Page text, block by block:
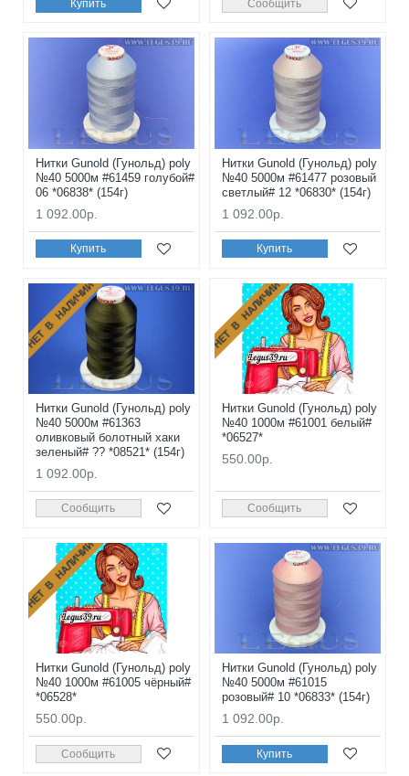
Купить Сообщить
Нитки Gunold (Гунольд) poly
№40 5000м #61459 голубой#
06 *06838* (154г)
1 092.00р.
Купить
Нитки Gunold (Гунольд) poly
№40 5000м #61477 розовый
светлый# 12 *06830* (154г)
1 092.00р.
Купить
НЕТ В НАЛИЧИИ
Нитки Gunold (Гунольд) poly
№40 5000м #61363
оливковый болотный хаки
зеленый# ?? *08521* (154г)
1 092.00р.
Сообщить
НЕТ В НАЛИЧИИ
Нитки Gunold (Гунольд) poly
№40 1000м #61001 белый#
*06527*
550.00р.
Сообщить
НЕТ В НАЛИЧИИ
Нитки Gunold (Гунольд) poly
№40 1000м #61005 чёрный#
*06528*
550.00р.
Сообщить
Нитки Gunold (Гунольд) poly
№40 5000м #61015
розовый# 10 *06833* (154г)
1 092.00р.
Купить